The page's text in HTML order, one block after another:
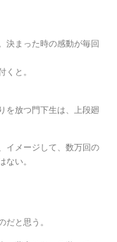
決まった時の感動が毎回
と。
を放つ門下生は、上段廻
イメージして、数万回の
い。
と思う。